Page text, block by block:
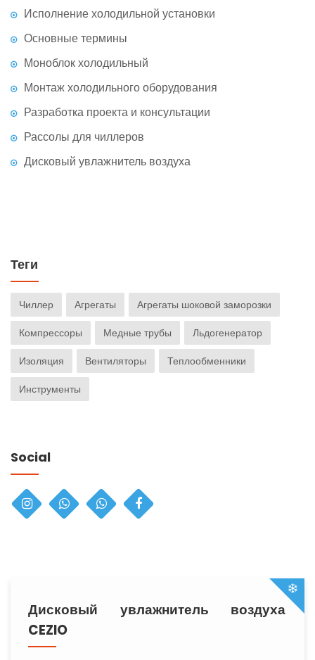
+7(778) 222-77-11
+7(747) 222-77-12
Исполнение холодильной установки
Основные термины
Моноблок холодильный
Монтаж холодильного оборудования
Разработка проекта и консультации
Рассолы для чиллеров
Дисковый увлажнитель воздуха
Теги
Чиллер Агрегаты
Агрегаты шоковой заморозки
Компрессоры
Медные трубы
Льдогенератор
Изоляция
Вентиляторы
Теплообменники
Инструменты
Social
Дисковый увлажнитель воздуха
CEZIO